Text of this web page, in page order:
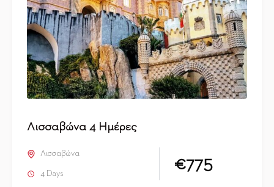
Λισσαβώνα 4 Ημέρες
Λισσαβώνα
4 Days €775